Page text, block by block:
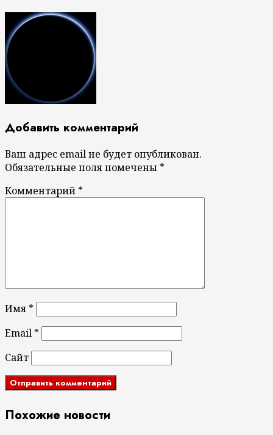
Добавить комментарий
Ваш адрес email не будет опубликован.
Обязательные поля помечены *
Комментарий *
Имя *
Email *
Сайт
Похожие новости